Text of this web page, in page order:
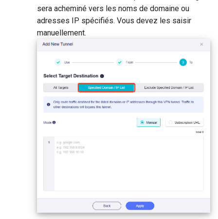
sera acheminé vers les noms de domaine ou
adresses IP spécifiés. Vous devez les saisir
manuellement.